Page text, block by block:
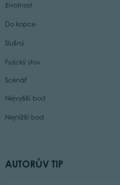
životnost
Do kopce
Slušný
Fyzický stav
Scénář
Nejvyšší bod
Nejnižší bod
AUTORŮV TIP